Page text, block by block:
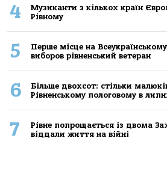
4
Музиканти з кількох країн
Рівному
5
Перше місце на
виборов рівненський ветеран
6
Більше двохсот: стільки
Рівненському пологовому в
7
Рівне попрощається із двома
віддали життя на війні